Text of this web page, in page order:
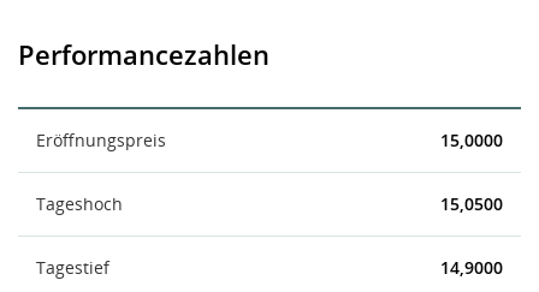
Performancezahlen
Eröffnungspreis 15,0000
Tageshoch 15,0500
Tagestief 14,9000